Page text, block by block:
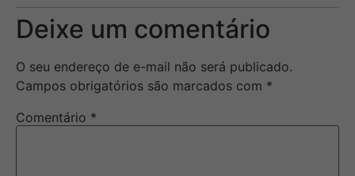
Deixe um comentário
O seu endereço de e-mail não será publicado.
Campos obrigatórios são marcados com *
Comentário *